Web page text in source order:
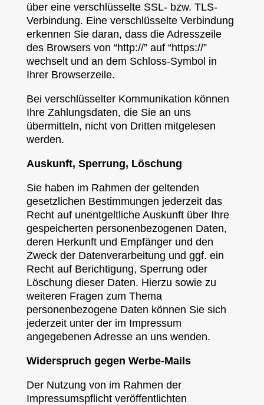
über eine verschlüsselte SSL- bzw. TLS-
Verbindung. Eine verschlüsselte Verbindung
erkennen Sie daran, dass die Adresszeile
des Browsers von “http://” auf “https://”
wechselt und an dem Schloss-Symbol in
Ihrer Browserzeile.
Bei verschlüsselter Kommunikation können
Ihre Zahlungsdaten, die Sie an uns
übermitteln, nicht von Dritten mitgelesen
werden.
Auskunft, Sperrung, Löschung
Sie haben im Rahmen der geltenden
gesetzlichen Bestimmungen jederzeit das
Recht auf unentgeltliche Auskunft über Ihre
gespeicherten personenbezogenen Daten,
deren Herkunft und Empfänger und den
Zweck der Datenverarbeitung und ggf. ein
Recht auf Berichtigung, Sperrung oder
Löschung dieser Daten. Hierzu sowie zu
weiteren Fragen zum Thema
personenbezogene Daten können Sie sich
jederzeit unter der im Impressum
angegebenen Adresse an uns wenden.
Widerspruch gegen Werbe-Mails
Der Nutzung von im Rahmen der
Impressumspflicht veröffentlichten